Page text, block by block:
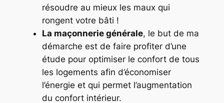
résoudre au mieux les maux qui
rongent votre bâti !
La maçonnerie générale, le but de ma
démarche est de faire profiter d’une
étude pour optimiser le confort de tous
les logements afin d’économiser
l’énergie et qui permet l’augmentation
du confort intérieur.